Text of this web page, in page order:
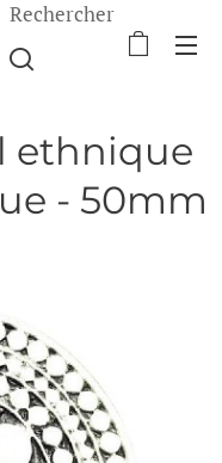
Rechercher
ethnique
- 50mm